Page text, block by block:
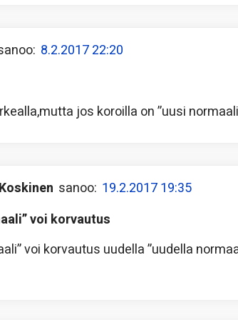
8.2.2017 22:20
jos koroilla on ”uusi
sanoo: 19.2.2017 19:35
voi korvautus
voi korvautus uudella ”uudella